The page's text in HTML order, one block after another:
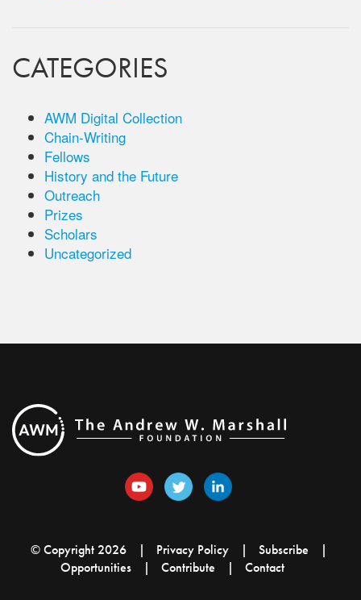
CATEGORIES
AWM Digital Collection
Chain-Writing
Fellows
History and the Future
Outreach
Prizes
Scholars
Uncategorized
© Copyright 2026 Privacy Policy
Subscribe
Opportunities
Contribute Contact